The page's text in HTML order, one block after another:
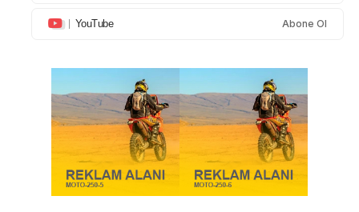
YouTube Abone Ol